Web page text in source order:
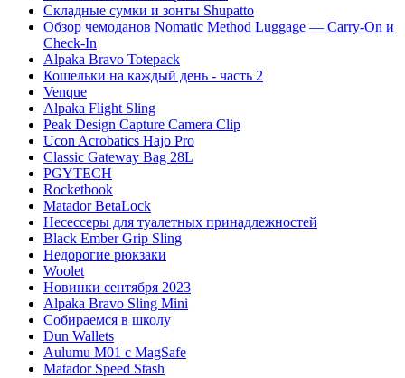
Складные сумки и зонты Shupatto
Обзор чемоданов Nomatic Method Luggage — Carry-On и
Check-In
Alpaka Bravo Totepack
Кошельки на каждый день - часть 2
Venque
Alpaka Flight Sling
Peak Design Capture Camera Clip
Ucon Acrobatics Hajo Pro
Classic Gateway Bag 28L
PGYTECH
Rocketbook
Matador BetaLock
Несессеры для туалетных принадлежностей
Black Ember Grip Sling
Недорогие рюкзаки
Woolet
Новинки сентября 2023
Alpaka Bravo Sling Mini
Собираемся в школу
Dun Wallets
Aulumu M01 с MagSafe
Matador Speed Stash